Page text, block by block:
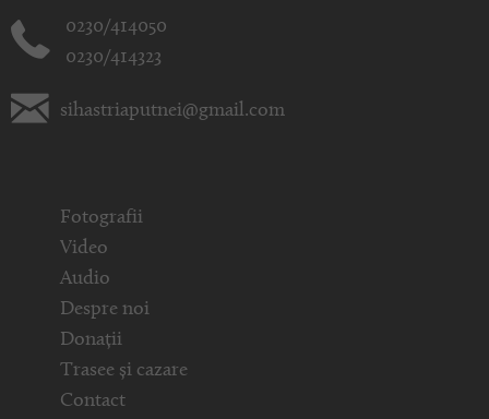
0230/414050
0230/414323
sihastriaputnei@gmail.com
Fotografii
Video
Audio
Despre noi
Donații
Trasee și cazare
Contact